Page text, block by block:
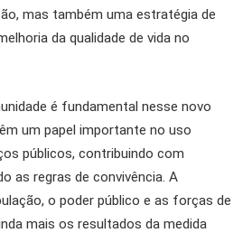
mas também uma estratégia de
da qualidade de vida no
é fundamental nesse novo
um papel importante no uso
públicos, contribuindo com
as regras de convivência. A
o poder público e as forças de
mais os resultados da medida